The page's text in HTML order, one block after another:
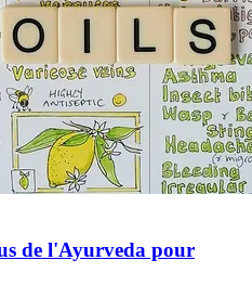
de l'Ayurveda pour